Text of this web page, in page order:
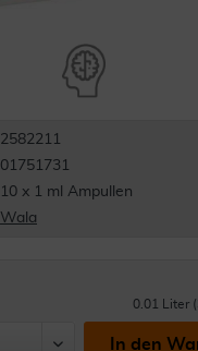
2582211
01751731
10 x 1 ml Ampullen
Wala
0.01 Liter
In den